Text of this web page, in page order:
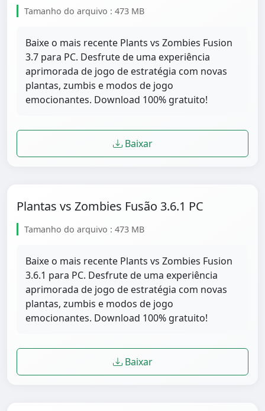
Tamanho do arquivo : 473 MB
Baixe o mais recente Plants vs Zombies Fusion
3.7 para PC. Desfrute de uma experiência
aprimorada de jogo de estratégia com novas
plantas, zumbis e modos de jogo
emocionantes. Download 100% gratuito!
Baixar
Plantas vs Zombies Fusão 3.6.1 PC
Tamanho do arquivo : 473 MB
Baixe o mais recente Plants vs Zombies Fusion
3.6.1 para PC. Desfrute de uma experiência
aprimorada de jogo de estratégia com novas
plantas, zumbis e modos de jogo
emocionantes. Download 100% gratuito!
Baixar